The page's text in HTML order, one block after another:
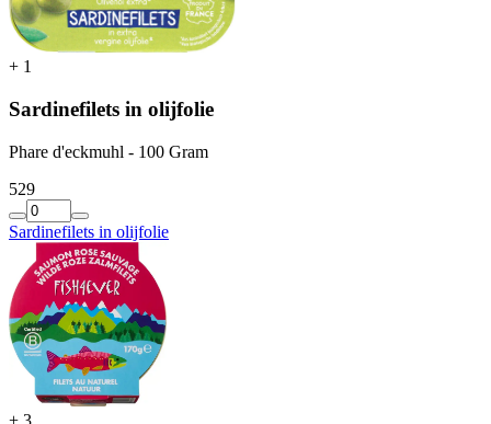
+ 1
Sardinefilets in olijfolie
Phare d'eckmuhl - 100 Gram
529
Sardinefilets in olijfolie
+ 3